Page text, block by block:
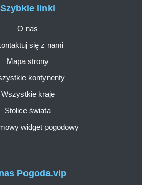
Pogoda.vip
Szybkie linki
O nas
się z nami
Mapa strony
kontynenty
Wszystkie kraje
Stolice świata
widget pogodowy